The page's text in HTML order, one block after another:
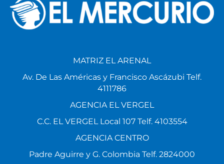
Av. De Las Américas y Francisco Ascázubi Telf.
4111786
AGENCIA EL VERGEL
C.C. EL VERGEL Local 107 Telf. 4103554
AGENCIA CENTRO
Padre Aguirre y G. Colombia Telf. 2824000